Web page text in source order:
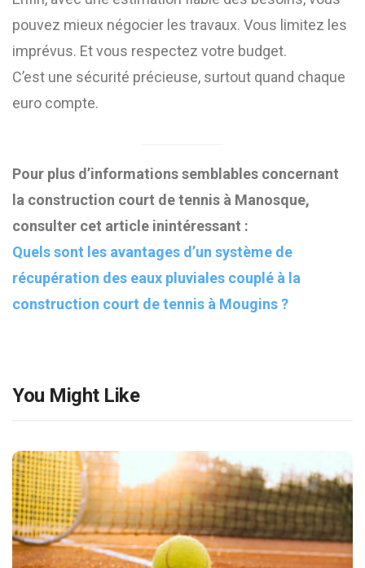
pouvez mieux négocier les travaux. Vous limitez les
imprévus. Et vous respectez votre budget.
C’est une sécurité précieuse, surtout quand chaque
euro compte.
Pour plus d’informations semblables concernant
la construction court de tennis à Manosque,
consulter cet article inintéressant :
Quels sont les avantages d’un système de
récupération des eaux pluviales couplé à la
construction court de tennis à Mougins ?
You Might Like